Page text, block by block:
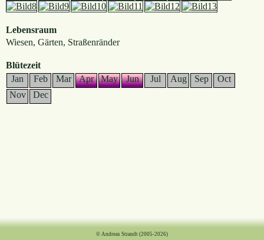
Lebensraum
Wiesen, Gärten, Straßenränder
Blütezeit
Jan
Feb Mar Apr May Jun Jul Aug Sep
Oct
Nov
Dec
© Andreas Strandt (2005-2026)